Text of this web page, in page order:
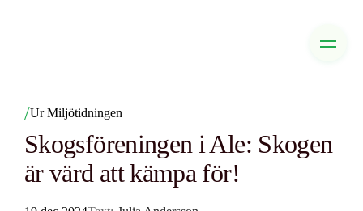
/Ur Miljötidningen
Skogsföreningen i Ale: Skogen
är värd att kämpa för!